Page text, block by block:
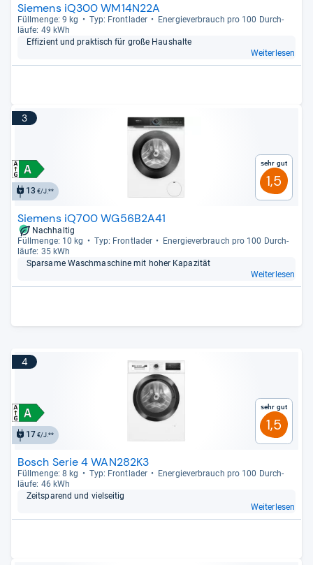
Siemens iQ300 WM14N22A
Füll­menge: 9 kg Typ: Front­la­der
Ener­gie­ver­brauch pro 100 Durch­
läufe: 49 kWh
Effi­zi­ent und prak­tisch für große Haus­halte
Weiterlesen
3
13 €/J.**
Sehr gut
1,5
Siemens iQ700 WG56B2A41
Nachhaltig
Füll­menge: 10 kg
Typ: Front­la­der
Ener­gie­ver­brauch pro 100 Durch­
läufe: 35 kWh
Spar­same Wasch­ma­schine mit hoher Kapa­zi­tät
Weiterlesen
4
17 €/J.**
Sehr gut
1,5
Bosch Serie 4 WAN282K3
Füll­menge: 8 kg Typ: Front­la­der
Ener­gie­ver­brauch pro 100 Durch­
läufe: 46 kWh
Zeit­spa­rend und viel­sei­tig
Weiterlesen